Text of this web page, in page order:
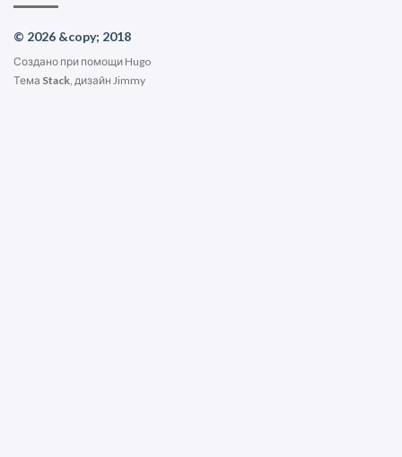
© 2026 &copy; 2018
Создано при помощи Hugo
Тема Stack, дизайн Jimmy